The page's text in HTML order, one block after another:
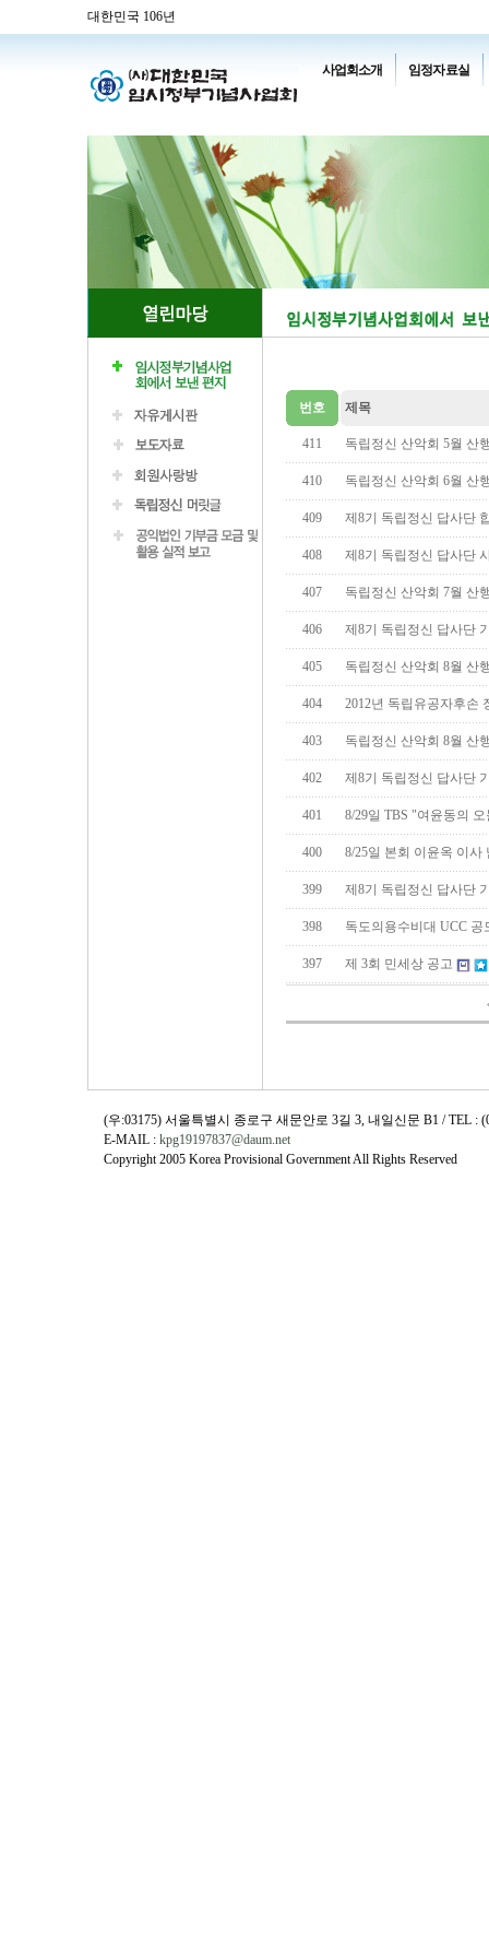
대한민국 106년
사업회소개 임정자료실
번호 제목
411 독립정신 산악회 5월 산
410 독립정신 산악회 6월 산
409 제8기 독립정신 답사단
408 제8기 독립정신 답사단
407 독립정신 산악회 7월 산
406 제8기 독립정신 답사단
405 독립정신 산악회 8월 산
404 2012년 독립유공자후손
403 독립정신 산악회 8월 산
402 제8기 독립정신 답사단
401 8/29일 TBS "여윤동의
400 8/25일 본회 이윤옥 이
399 제8기 독립정신 답사단
398 독도의용수비대 UCC 공
397 제 3회 민세상 공고
(우:03175) 서울특별시 종로구 새문안로 3길 3, 내일신문 B1 / TEL :
E-MAIL : kpg19197837@daum.net
Copyright 2005 Korea Provisional Government All Rights Reserved